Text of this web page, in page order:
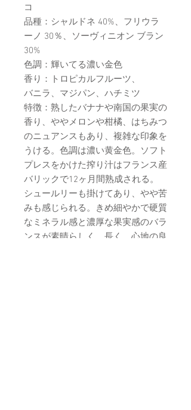
コ
品種：シャルドネ 40%、フリウラ
ーノ 30％、ソーヴィニオン ブラン
30%
色調：輝いてる濃い金色
香り：トロピカルフルーツ、
バニラ、マジパン、ハチミツ
特徴：熟したバナナや南国の果実の
香り、ややメロンや柑橘、はちみつ
のニュアンスもあり、複雑な印象を
うける。色調は濃い黄金色。ソフト
プレスをかけた搾り汁はフランス産
バリックで12ヶ月間熟成される。
シュールリーも掛けてあり、やや苦
みも感じられる。きめ細やかで硬質
なミネラル感と濃厚な果実感のバラ
ンスが素晴らしく、長く、心地の良